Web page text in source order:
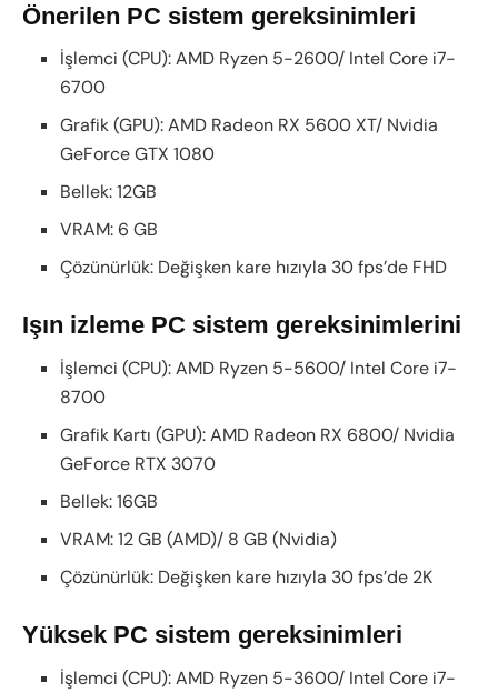
Önerilen PC sistem gereksinimleri
İşlemci (CPU): AMD Ryzen 5-2600/ Intel Core i7-
6700
Grafik (GPU): AMD Radeon RX 5600 XT/ Nvidia
GeForce GTX 1080
Bellek: 12GB
VRAM: 6 GB
Çözünürlük: Değişken kare hızıyla 30 fps’de FHD
Işın izleme PC sistem gereksinimlerini
İşlemci (CPU): AMD Ryzen 5-5600/ Intel Core i7-
8700
Grafik Kartı (GPU): AMD Radeon RX 6800/ Nvidia
GeForce RTX 3070
Bellek: 16GB
VRAM: 12 GB (AMD)/ 8 GB (Nvidia)
Çözünürlük: Değişken kare hızıyla 30 fps’de 2K
Yüksek PC sistem gereksinimleri
İşlemci (CPU): AMD Ryzen 5-3600/ Intel Core i7-